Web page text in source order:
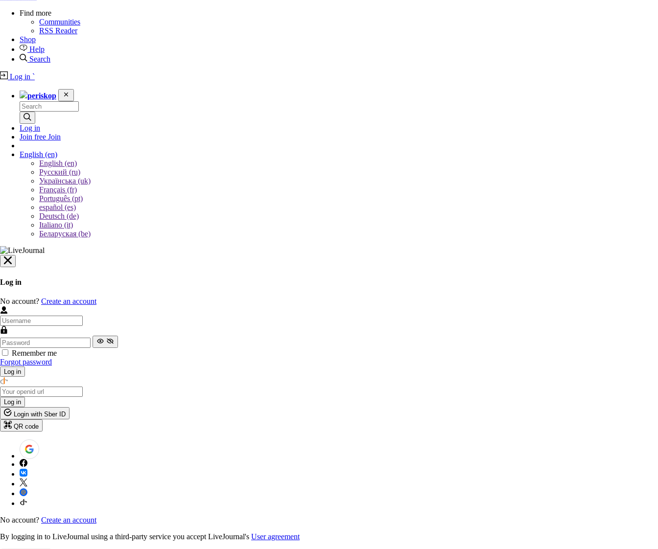
Find more
Communities
RSS Reader
Shop
Help
Search
Log in `
periskop
Log in
Join free Join
English (en)
English (en)
Русский (ru)
Українська (uk)
Français (fr)
Português (pt)
español (es)
Deutsch (de)
Italiano (it)
Беларуская (be)
Log in
No account? Create an account
Remember me
Forgot password
Log in
Log in
Login with Sber ID
QR code
No account? Create an account
By logging in to LiveJournal using a third-party service you accept LiveJournal's User agreement